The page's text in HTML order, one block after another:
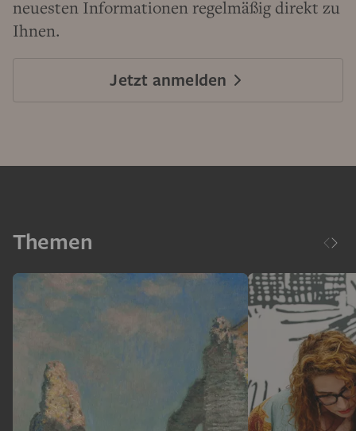
neuesten Informationen regelmäßig direkt zu
Ihnen.
Jetzt anmelden
Themen